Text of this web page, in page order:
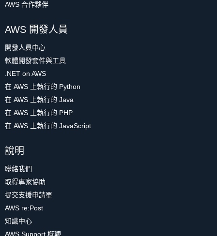
AWS 合作夥伴
AWS 開發人員
開發人員中心
軟體開發套件與工具
.NET on AWS
在 AWS 上執行的 Python
在 AWS 上執行的 Java
在 AWS 上執行的 PHP
在 AWS 上執行的 JavaScript
說明
聯絡我們
取得專家協助
提交支援申請單
AWS re:Post
知識中心
AWS Support 概觀